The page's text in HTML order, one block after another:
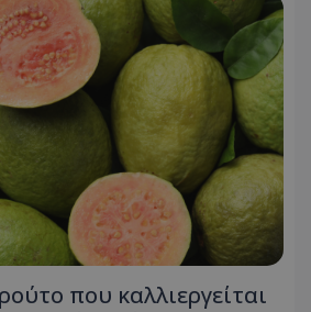
που καλλιεργείται